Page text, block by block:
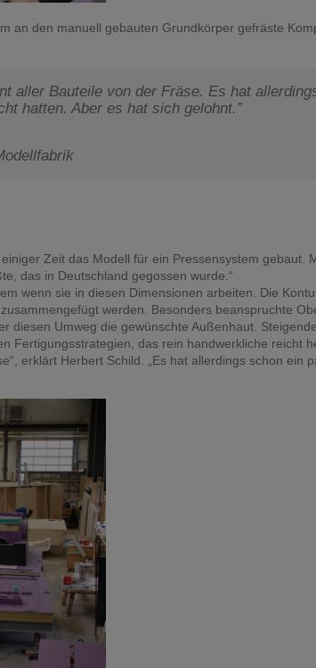
an den manuell gebauten Grundkörper gefräste
aller Bauteile von der Fräse. Es hat
hatten. Aber es hat sich gelohnt.”
Zeit das Modell für ein Pressensystem gebaut.
das in Deutschland gegossen wurde.“
wenn sie in diesen Dimensionen arbeiten. Die
werden. Besonders beanspruchte
diesen Umweg die gewünschte Außenhaut.
Fertigungsstrategien, das rein handwerkliche reicht
erklärt Herbert Schild. „Es hat allerdings schon ein